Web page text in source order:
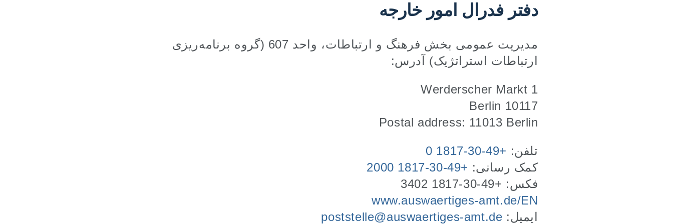
دفتر فدرال امور خارجه
مدیریت عمومی بخش فرهنگ و ارتباطات، واحد 607 (گروه برنامه‌ریزی
ارتباطات استراتژیک) آدرس:
Werderscher Markt 1
10117 Berlin
Postal address: 11013 Berlin
تلفن: +49-30-1817 0
کمک رسانی: +49-30-1817 2000
فکس: +49-30-1817 3402
www.auswaertiges-amt.de/EN
ایمیل: poststelle@auswaertiges-amt.de